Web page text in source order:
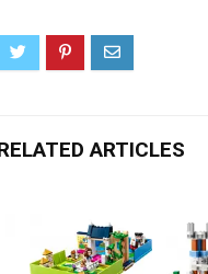
ARTICLES